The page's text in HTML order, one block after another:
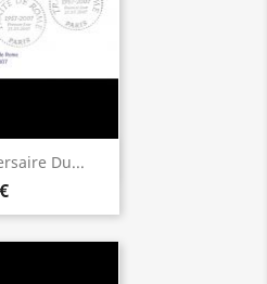
Du...